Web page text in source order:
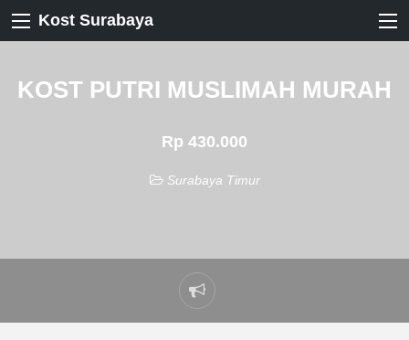
Kost Surabaya
KOST PUTRI MUSLIMAH MURAH
Rp 430.000
Surabaya Timur
Laporkan
masalah